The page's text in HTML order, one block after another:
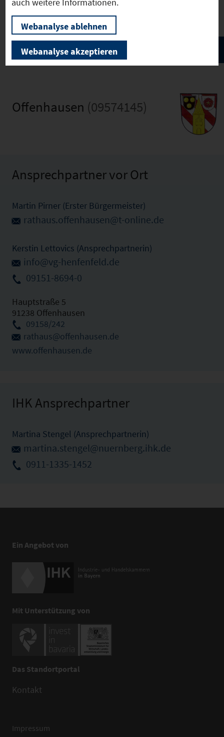
Offenhausen (09574145)
Ansprechpartner vor Ort
Martin Pirner (Erster Bürgermeister)
rathaus.offenhausen@t-online.de
Kerstin Lettovics (Ansprechpartnerin)
info@vg-henfenfeld.de
09151-8694-0
Hauptstraße 5
91238 Offenhausen
09158/242
rathaus@offenhausen.de
www.offenhausen.de
IHK Ansprechpartner
Martina Stengel (Ansprechpartnerin)
martina.stengel@nuernberg.ihk.de
0911-1335-1452
Ein Angebot von
Mit Unterstützung von
Das Standortportal
Kontakt
Impressum
auch weitere Informationen.
Webanalyse ablehnen
Webanalyse akzeptieren